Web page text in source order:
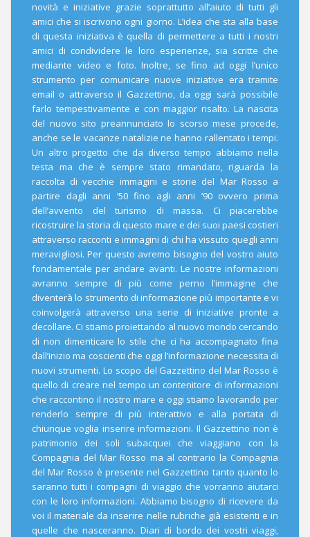
novità e iniziative grazie soprattutto all’aiuto di tutti gli
amici che si iscrivono ogni giorno. L’idea che sta alla base
di questa iniziativa è quella di permettere a tutti i nostri
amici di condividere le loro esperienze, sia scritte che
mediante video e foto. Inoltre, se fino ad oggi l’unico
strumento per comunicare nuove iniziative era tramite
email o attraverso il Gazzettino, da oggi sarà possibile
farlo tempestivamente e con maggior risalto. La nascita
del nuovo sito preannunciato lo scorso mese procede,
anche se le vacanze natalizie ne hanno rallentato i tempi.
Un altro progetto che da diverso tempo abbiamo nella
testa ma che è sempre stato rimandato, riguarda la
raccolta di vecchie immagini e storie del Mar Rosso a
partire dagli anni ’50 fino agli anni ’90 ovvero prima
dell’avvento del turismo di massa. Ci piacerebbe
ricostruire la storia di questo mare e dei suoi paesi costieri
attraverso racconti e immagini di chi ha vissuto quegli anni
meravigliosi. Per questo avremo bisogno del vostro aiuto
fondamentale per andare avanti. Le nostre informazioni
avranno sempre di più come perno l’immagine che
diventerà lo strumento di informazione più importante e vi
coinvolgerà attraverso una serie di iniziative pronte a
decollare. Ci stiamo proiettando al nuovo mondo cercando
di non dimenticare lo stile che ci ha accompagnato fina
dall’inizio ma coscienti che oggi l’informazione necessita di
nuovi strumenti. Lo scopo del Gazzettino del Mar Rosso è
quello di creare nel tempo un contenitore di informazioni
che raccontino il nostro mare e oggi stiamo lavorando per
renderlo sempre di più interattivo e alla portata di
chiunque voglia inserire informazioni. Il Gazzettino non è
patrimonio dei soli subacquei che viaggiano con la
Compagnia del Mar Rosso ma al contrario la Compagnia
del Mar Rosso è presente nel Gazzettino tanto quanto lo
saranno tutti i compagni di viaggio che vorranno aiutarci
con le loro informazioni. Abbiamo bisogno di ricevere da
voi il materiale da inserire nelle rubriche già esistenti e in
quelle che nasceranno. Diari di bordo dei vostri viaggi,